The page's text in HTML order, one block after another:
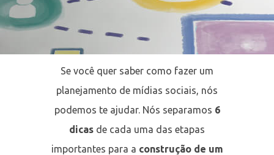
Se você quer saber como fazer um
planejamento de mídias sociais, nós
podemos te ajudar. Nós separamos 6
dicas de cada uma das etapas
importantes para a construção de um